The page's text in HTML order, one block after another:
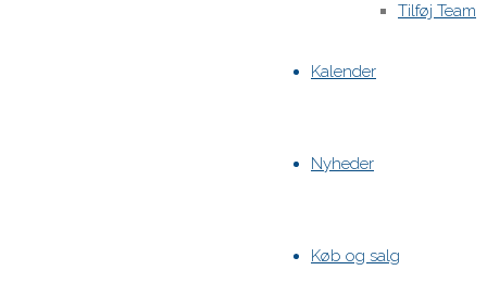
Tilføj Team
Kalender
Nyheder
Køb og salg